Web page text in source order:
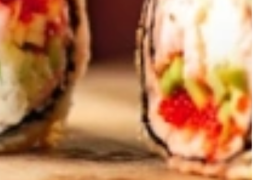
tijd geworden voor die droomkeuken? Wil je nog meer inspiratie tot je